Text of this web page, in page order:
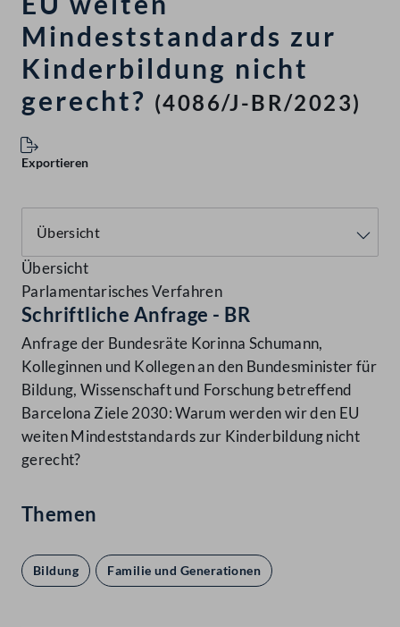
Mindeststandards zur
Kinderbildung nicht
gerecht? (4086/J-BR/2023)
Exportieren
Übersicht
Parlamentarisches Verfahren
Schriftliche Anfrage - BR
Anfrage der Bundesräte Korinna Schumann,
Kolleginnen und Kollegen an den Bundesminister für
Bildung, Wissenschaft und Forschung betreffend
Barcelona Ziele 2030: Warum werden wir den EU
weiten Mindeststandards zur Kinderbildung nicht
gerecht?
Themen
Bildung Familie und Generationen